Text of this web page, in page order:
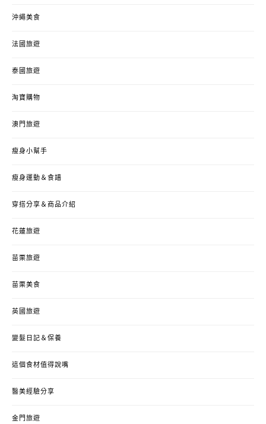
沖繩美食
法國旅遊
泰國旅遊
淘寶購物
澳門旅遊
瘦身小幫手
瘦身運動＆食譜
穿搭分享＆商品介紹
花蓮旅遊
苗栗旅遊
苗栗美食
英國旅遊
變髮日記＆保養
這個食材值得說嘴
醫美經驗分享
金門旅遊